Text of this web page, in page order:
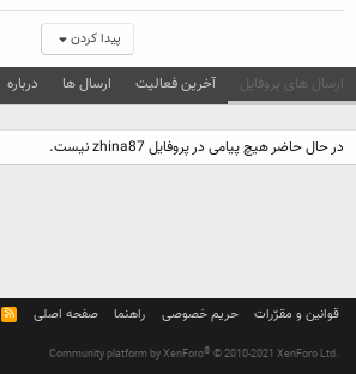
پیدا کردن
ارسال های پروفایل آخرین فعالیت ارسال ها درباره
در حال حاضر هیچ پیامی در پروفایل zhina87 نیست.
قوانین و مقرّرات حریم خصوصی راهنما صفحه اصلی
R
S
Community platform by XenForo® © 2010-2021 XenForo Ltd.